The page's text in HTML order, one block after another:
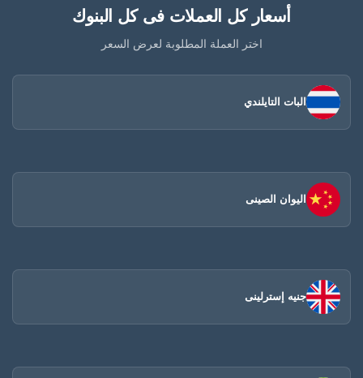
أسعار كل العملات فى كل البنوك
اختر العملة المطلوبة لعرض السعر
البات التايلندي
اليوان الصينى​
جنيه إسترلينى